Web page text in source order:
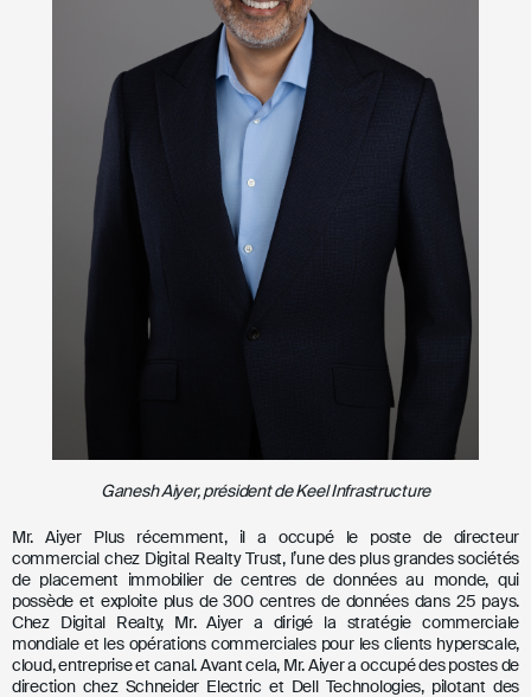
Ganesh Aiyer, président deKeel Infrastructure
Mr. AiyerPlus récemment, il a occupé le poste de directeur
commercial chez Digital Realty Trust, l’une des plus grandes sociétés
de placement immobilier de centres de données au monde, qui
possède et exploite plus de 300 centres de données dans 25 pays.
Chez Digital Realty,
Mr. Aiyera dirigé la stratégie commerciale
mondiale et les opérations commerciales pour les clients hyperscale,
cloud, entreprise et canal. Avant cela, Mr. Aiyera occupé des postes de
direction chez Schneider Electric et Dell Technologies, pilotant des